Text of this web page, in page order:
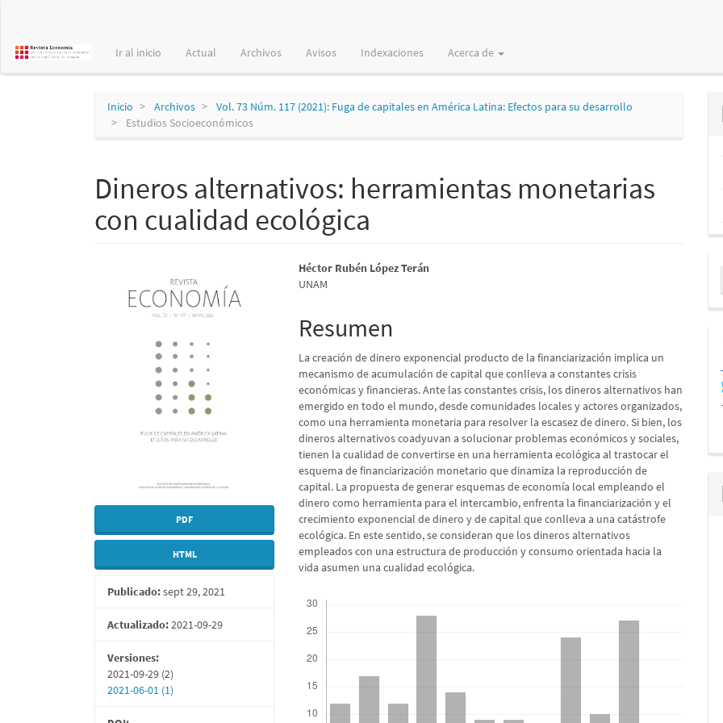
principal
Ir al inicio Actual Archivos Avisos Indexaciones Acerca de
Inicio Archivos
Vol. 73 Núm. 117 (2021): Fuga de capitales en América Latina: Efectos para su desarrollo
Estudios Socioeconómicos
Dineros alternativos: herramientas monetarias
con cualidad ecológica
lateral
artículo
PDF
HTML
Publicado:sept 29, 2021
Actualizado:2021-09-29
Versiones:
2021-09-29 (2)
2021-06-01 (1)
Contenido
principal
del
artículo
Héctor Rubén López Terán
UNAM
Resumen
La creación de dinero exponencial producto de la financiarización implica un
mecanismo de acumulación de capital que conlleva a constantes crisis
económicas y financieras. Ante las constantes crisis, los dineros alternativos han
emergido en todo el mundo, desde comunidades locales y actores organizados,
como una herramienta monetaria para resolver la escasez de dinero. Si bien, los
dineros alternativos coadyuvan a solucionar problemas económicos y sociales,
tienen la cualidad de convertirse en una herramienta ecológica al trastocar el
esquema de financiarización monetario que dinamiza la reproducción de
capital. La propuesta de generar esquemas de economía local empleando el
dinero como herramienta para el intercambio, enfrenta la financiarización y el
crecimiento exponencial de dinero y de capital que conlleva a una catástrofe
ecológica. En este sentido, se consideran que los dineros alternativos
empleados con una estructura de producción y consumo orientada hacia la
vida asumen una cualidad ecológica.